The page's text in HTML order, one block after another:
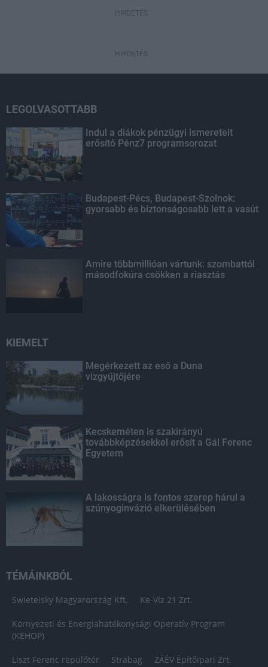
HIRDETÉS
HIRDETÉS
LEGOLVASOTTABB
Indul a diákok pénzügyi ismereteit
erősítő Pénz7 programsorozat
Budapest-Pécs, Budapest-Szolnok:
gyorsabb és biztonságosabb lett a vasút
Amire többmillióan vártunk: szombattól
másodfokúra csökken a riasztás
KIEMELT
Megérkezett az eső a Duna
vízgyűjtőjére
Kecskeméten is szakirányú
továbbképzésekkel erősít a Gál Ferenc
Egyetem
A lakosságra is fontos szerep hárul a
szúnyoginvázió elkerülésében
TÉMÁINKBÓL
Swietelsky Magyarország Kft. Ke-Víz 21 Zrt.
Környezeti és Energiahatékonysági Operatív Program
(KEHOP)
Liszt Ferenc repülőtér Strabag ZÁÉV Építőipari Zrt.